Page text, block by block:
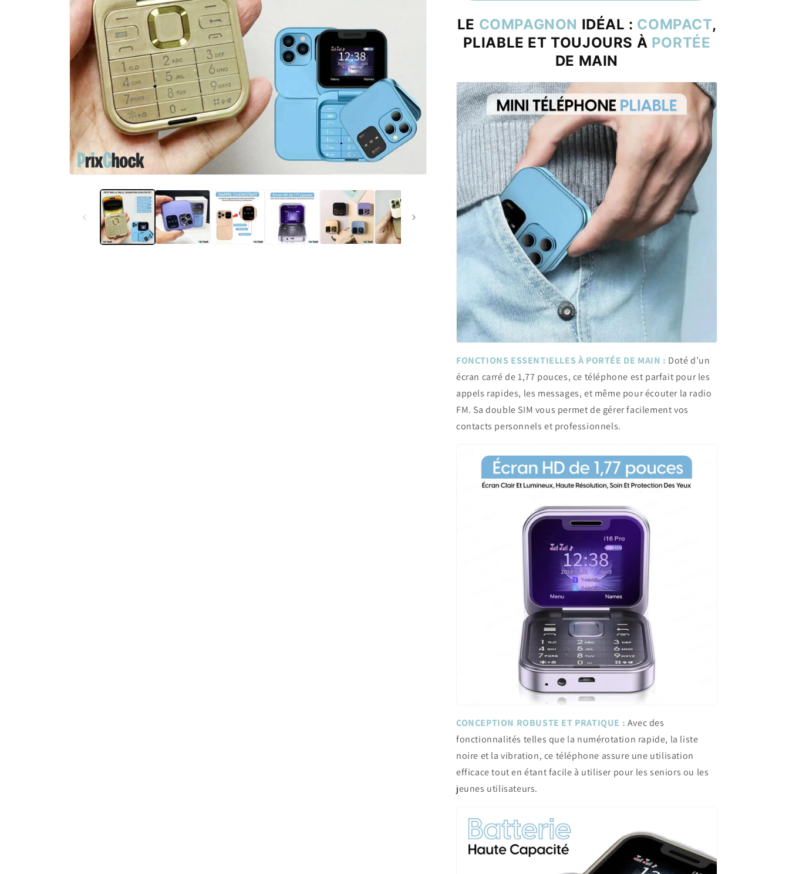
LE COMPAGNON IDÉAL : COMPACT,
PLIABLE ET TOUJOURS À PORTÉE
DE MAIN
FONCTIONS ESSENTIELLES À PORTÉE DE MAIN : Doté d’un
écran carré de 1,77 pouces, ce téléphone est parfait pour les
appels rapides, les messages, et même pour écouter la radio
FM. Sa double SIM vous permet de gérer facilement vos
contacts personnels et professionnels.
CONCEPTION ROBUSTE ET PRATIQUE : Avec des
fonctionnalités telles que la numérotation rapide, la liste
noire et la vibration, ce téléphone assure une utilisation
efficace tout en étant facile à utiliser pour les seniors ou les
jeunes utilisateurs.